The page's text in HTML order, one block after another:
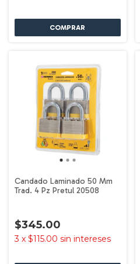
Candado Laminado 50 Mm
Trad. 4 Pz Pretul 20508
$345.00
3 x $115.00 sin intereses